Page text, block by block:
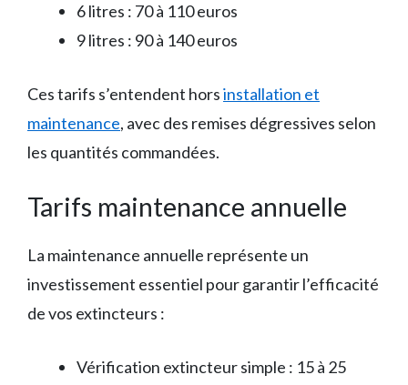
6 litres : 70 à 110 euros
9 litres : 90 à 140 euros
Ces tarifs s’entendent horsinstallation et
maintenance, avec des remises dégressives selon
les quantités commandées.
Tarifs maintenance annuelle
La maintenance annuelle représente un
investissement essentiel pour garantir l’efficacité
de vos extincteurs :
Vérification extincteur simple : 15 à 25